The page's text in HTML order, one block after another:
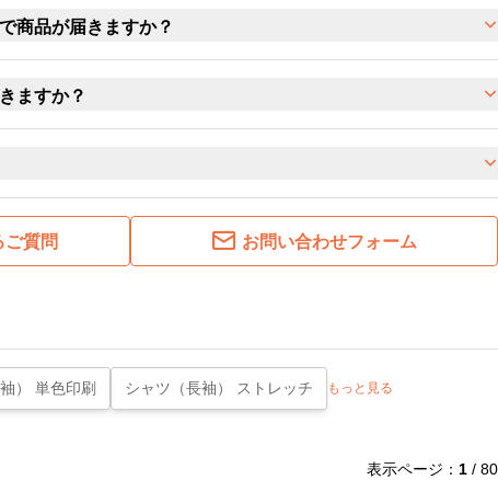
商品が届きますか？
ますか？
ご質問 お問い合わせフォーム
） 単色印刷 シャツ（長袖） ストレッチ もっと見る
表示ページ： 1 / 80